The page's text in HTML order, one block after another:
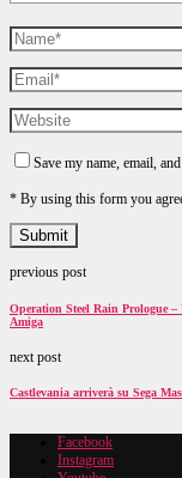
Save my name, email,
* By using this form you
previous post
Operation Steel Rain Prologue
Amiga
next post
Castlevania arriverà su Sega
Facebook
Instagram